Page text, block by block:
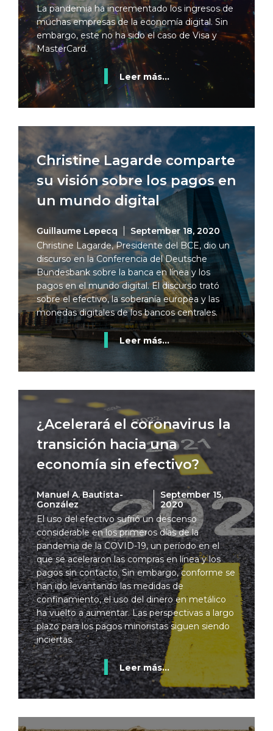
La pandemia ha incrementado los ingresos de
muchas empresas de la economía digital. Sin
embargo, este no ha sido el caso de Visa y
MasterCard.
Leer más...
Christine Lagarde comparte
su visión sobre los pagos en
un mundo digital
Guillaume Lepecq
September 18, 2020
Christine Lagarde, Presidente del BCE, dio un
discurso en la Conferencia del Deutsche
Bundesbank sobre la banca en línea y los
pagos en el mundo digital. El discurso trató
sobre el efectivo, la soberanía europea y las
monedas digitales de los bancos centrales.
Leer más...
¿Acelerará el coronavirus la
transición hacia una
economía sin efectivo?
Manuel A. Bautista-
González
September 15,
2020
El uso del efectivo sufrió un descenso
considerable en los primeros días de la
pandemia de la COVID-19, un período en el
que se aceleraron las compras en línea y los
pagos sin contacto. Sin embargo, conforme se
han ido levantando las medidas de
confinamiento, el uso del dinero en metálico
ha vuelto a aumentar. Las perspectivas a largo
plazo para los pagos minoristas siguen siendo
inciertas.
Leer más...